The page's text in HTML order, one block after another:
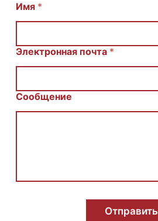
Имя *
Электронная почта *
E
l
С
е
Сообщение
Отправить